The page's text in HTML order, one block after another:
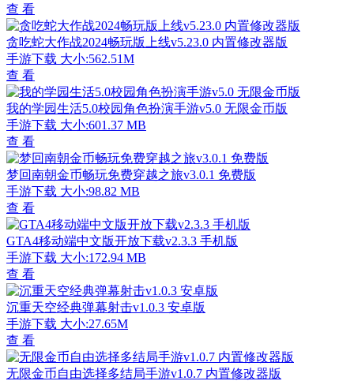
查 看
贪吃蛇大作战2024畅玩版上线v5.23.0 内置修改器版
手游下载 大小:562.51M
查 看
我的学园生活5.0校园角色扮演手游v5.0 无限金币版
手游下载 大小:601.37 MB
查 看
梦回南朝金币畅玩免费穿越之旅v3.0.1 免费版
手游下载 大小:98.82 MB
查 看
GTA4移动端中文版开放下载v2.3.3 手机版
手游下载 大小:172.94 MB
查 看
沉重天空经典弹幕射击v1.0.3 安卓版
手游下载 大小:27.65M
查 看
无限金币自由选择多结局手游v1.0.7 内置修改器版